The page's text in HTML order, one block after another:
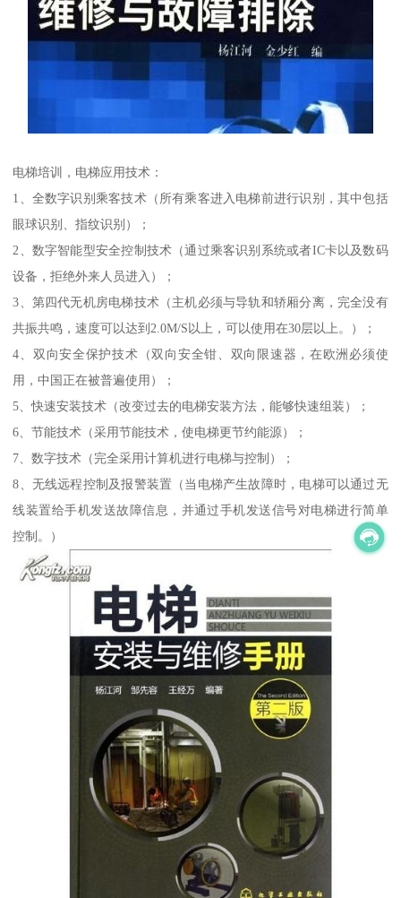
电梯培训，电梯应用技术：
1、全数字识别乘客技术（所有乘客进入电梯前进行识别，其中包括
眼球识别、指纹识别）；
2、数字智能型安全控制技术（通过乘客识别系统或者IC卡以及数码
设备，拒绝外来人员进入）；
3、第四代无机房电梯技术（主机必须与导轨和轿厢分离，完全没有
共振共鸣，速度可以达到2.0M/S以上，可以使用在30层以上。）；
4、双向安全保护技术（双向安全钳、双向限速器，在欧洲必须使
用，中国正在被普遍使用）；
5、快速安装技术（改变过去的电梯安装方法，能够快速组装）；
6、节能技术（采用节能技术，使电梯更节约能源）；
7、数字技术（完全采用计算机进行电梯与控制）；
8、无线远程控制及报警装置（当电梯产生故障时，电梯可以通过无
线装置给手机发送故障信息，并通过手机发送信号对电梯进行简单
控制。）